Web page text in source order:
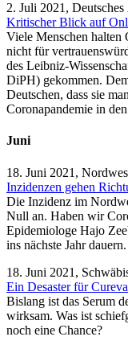
2. Juli 2021,
Kritischer Blick auf
Viele Menschen halten
nicht für
des Leibniz-
DiPH) gekommen.
Deutschen, dass sie
Coronapandemie in
Juni
18. Juni 2021,
Inzidenzen gehen
Die Inzidenz im
Null an. Haben wir
Epidemiologe Hajo
ins nächste Jahr dauern.
18. Juni 2021,
Ein Desaster für
Bislang ist das Serum
wirksam. Was ist
noch eine Chance?